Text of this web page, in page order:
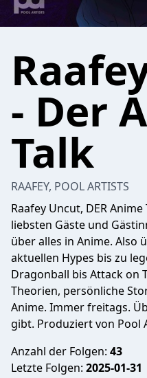
- Der
Talk
RAAFEY, POOL ARTISTS
Raafey Uncut, DER
liebsten Gäste und
über alles in Anime. Also
aktuellen Hypes bis zu
Dragonball bis Attack on
Theorien, persönliche
Anime. Immer freitags.
gibt. Produziert von Pool
Anzahl der Folgen: 43
Letzte Folgen: 2025-01-31